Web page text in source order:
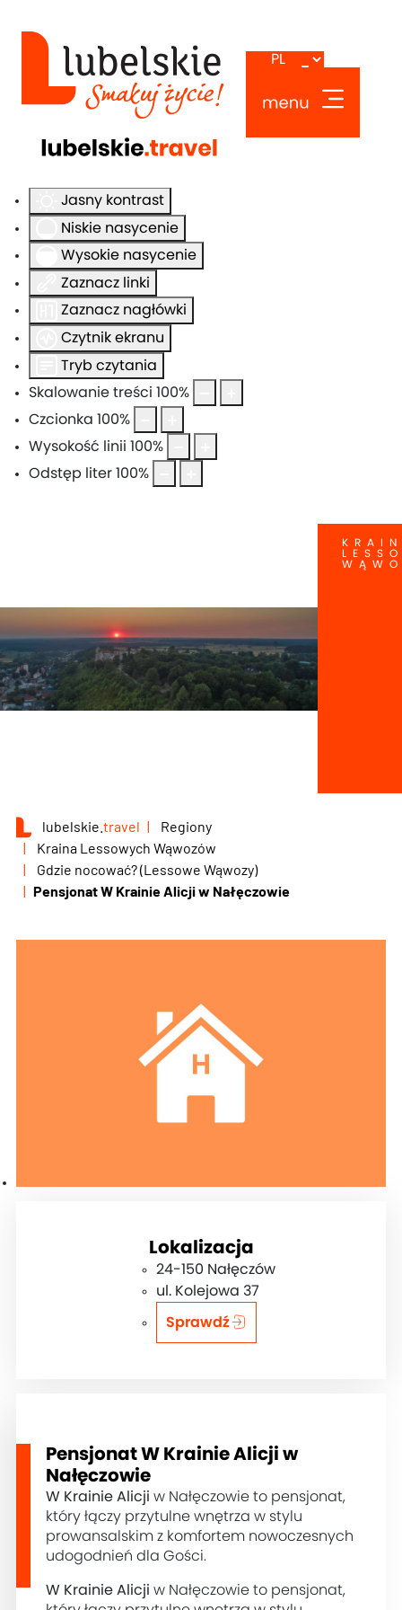
Ułatwienia dostępu
Odwróć kolory
Monochromatyczny
Jasny kontrast
Niskie nasycenie
Wysokie nasycenie
Zaznacz linki
Zaznacz nagłówki
Czytnik ekranu
Tryb czytania
Skalowanie treści 100%
Czcionka 100%
Wysokość linii 100%
Odstęp liter 100%
lubelskie.travel
Regiony
Kraina Lessowych Wąwozów
Gdzie nocować? (Lessowe Wąwozy)
Pensjonat W Krainie Alicji w Nałęczowie
Lokalizacja
24-150 Nałęczów
ul. Kolejowa 37
Sprawdź
Pensjonat W Krainie Alicji w
Nałęczowie
W Krainie Alicji w Nałęczowie to pensjonat,
który łączy przytulne wnętrza w stylu
prowansalskim z komfortem nowoczesnych
udogodnień dla Gości.
W Krainie Alicji w Nałęczowie to pensjonat,